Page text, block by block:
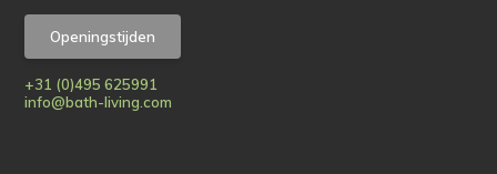
Openingstijden
+31 (0)495 625991
info@bath-living.com